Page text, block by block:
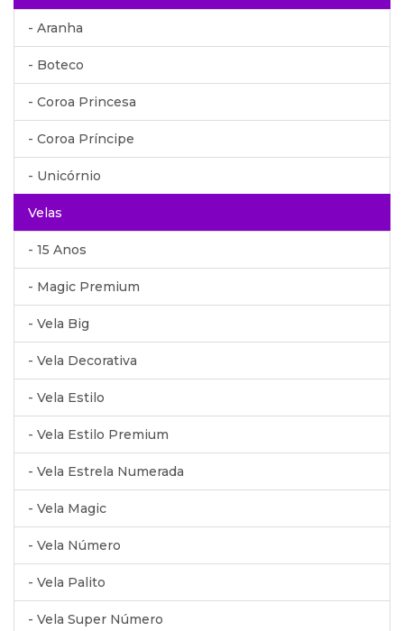
- Aranha
- Boteco
- Coroa Princesa
- Coroa Príncipe
- Unicórnio
Velas
- 15 Anos
- Magic Premium
- Vela Big
- Vela Decorativa
- Vela Estilo
- Vela Estilo Premium
- Vela Estrela Numerada
- Vela Magic
- Vela Número
- Vela Palito
- Vela Super Número